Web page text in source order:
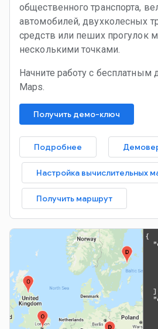
общественного транспорта,
автомобилей, двухколесных
средств или пеших прогулок
несколькими точками.
Начните работу с
Maps.
Получить демо-ключ
Подробнее
Настройка вычислительных
Получить маршрут